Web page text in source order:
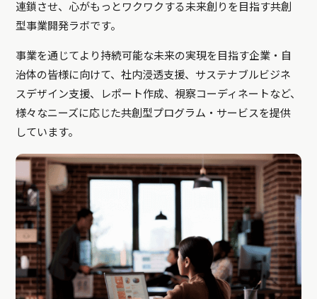
連鎖させ、心がもっとワクワクする未来創りを目指す共創
型事業開発ラボです。
事業を通じてより持続可能な未来の実現を目指す企業・自
治体の皆様に向けて、社内浸透支援、サステナブルビジネ
スデザイン支援、レポート作成、視察コーディネートなど、
様々なニーズに応じた共創型プログラム・サービスを提供
しています。